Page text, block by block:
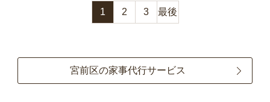
1 2 3 最後
宮前区の家事代行サービス